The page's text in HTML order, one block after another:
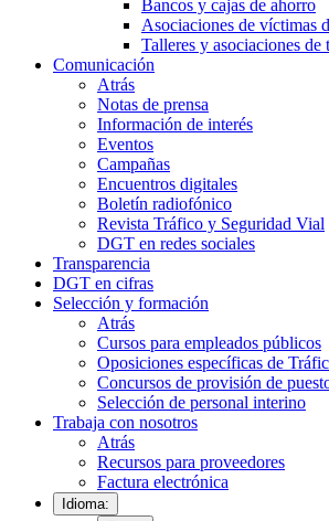
Bancos y cajas de ahorro
Asociaciones de víctimas
Talleres y asociaciones de
Comunicación
Atrás
Notas de prensa
Información de interés
Eventos
Campañas
Encuentros digitales
Boletín radiofónico
Revista Tráfico y Seguridad Vial
DGT en redes sociales
Transparencia
DGT en cifras
Selección y formación
Atrás
Cursos para empleados públicos
Oposiciones específicas de
Concursos de provisión de
Selección de personal interino
Trabaja con nosotros
Atrás
Recursos para proveedores
Factura electrónica
Idioma: